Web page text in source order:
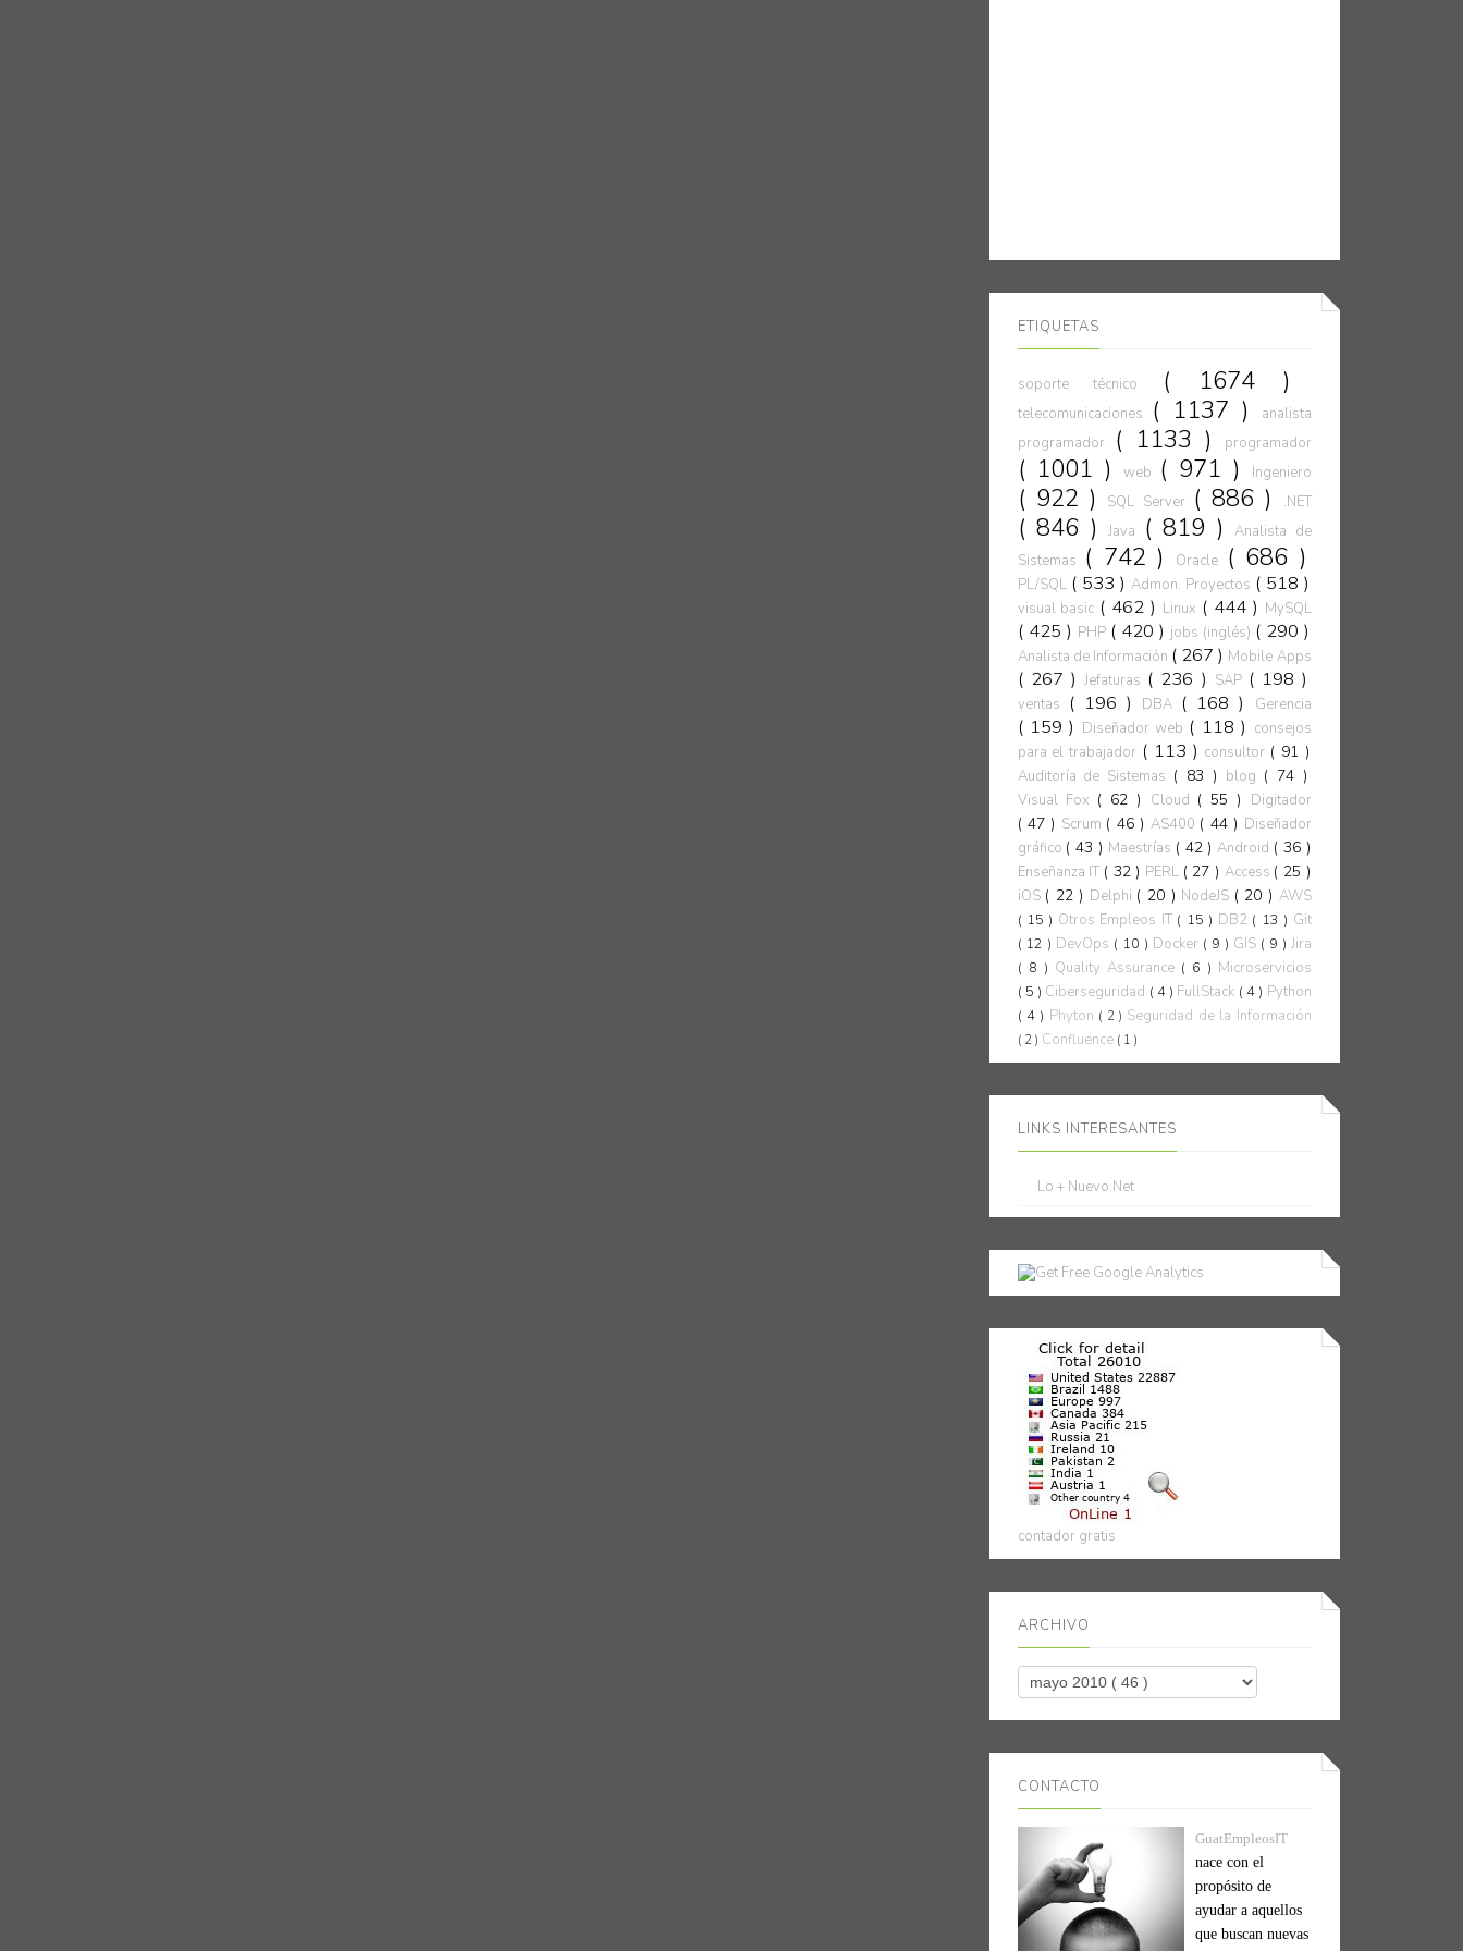
ETIQUETAS
soporte técnico ( 1674 )
telecomunicaciones ( 1137 )
analista
programador
( 1133 ) programador
( 1001 ) web ( 971 ) Ingeniero
( 922 ) SQL Server ( 886 ) .NET
( 846 ) Java ( 819 )
Analista de
Sistemas ( 742 ) Oracle ( 686 )
PL/SQL ( 533 ) Admon. Proyectos ( 518 )
visual basic ( 462 ) Linux ( 444 ) MySQL
( 425 ) PHP ( 420 ) jobs (inglés) ( 290 )
Analista de Información ( 267 ) Mobile Apps
( 267 )Jefaturas ( 236 ) SAP ( 198 )
ventas ( 196 ) DBA ( 168 ) Gerencia
( 159 ) Diseñador web ( 118 ) consejos
para el trabajador ( 113 ) consultor ( 91 )
Auditoría de Sistemas ( 83 ) blog ( 74 )
Visual Fox ( 62 ) Cloud ( 55 ) Digitador
( 47 ) Scrum ( 46 ) AS400 ( 44 ) Diseñador
gráfico ( 43 ) Maestrías ( 42 )Android ( 36 )
Enseñanza IT ( 32 ) PERL ( 27 ) Access ( 25 )
iOS ( 22 ) Delphi ( 20 ) NodeJS ( 20 ) AWS
( 15 ) Otros Empleos IT ( 15 ) DB2 ( 13 ) Git
( 12 ) DevOps ( 10 ) Docker ( 9 ) GIS ( 9 ) Jira
( 8 ) Quality Assurance ( 6 ) Microservicios
( 5 ) Ciberseguridad ( 4 ) FullStack ( 4 ) Python
( 4 ) Phyton ( 2 ) Seguridad de la Información
( 2 ) Confluence ( 1 )
LINKS INTERESANTES
Lo + Nuevo.Net
contador gratis
ARCHIVO
CONTACTO
GuatEmpleosIT
nace con el
propósito de
ayudar a aquellos
que buscan nuevas